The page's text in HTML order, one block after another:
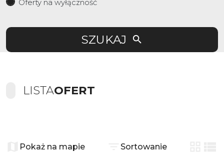
Oferty na wyłączność
SZUKAJ
LISTAOFERT
−
Pokaż na mapie Sortowanie